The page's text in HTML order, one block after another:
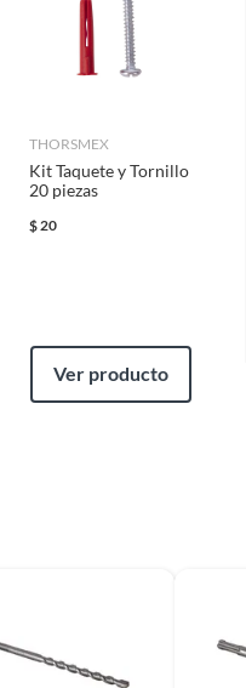
Rotomartillos
THORSMEX
Kit Taquete y Tornillo
20 piezas
$ 20
Ver producto